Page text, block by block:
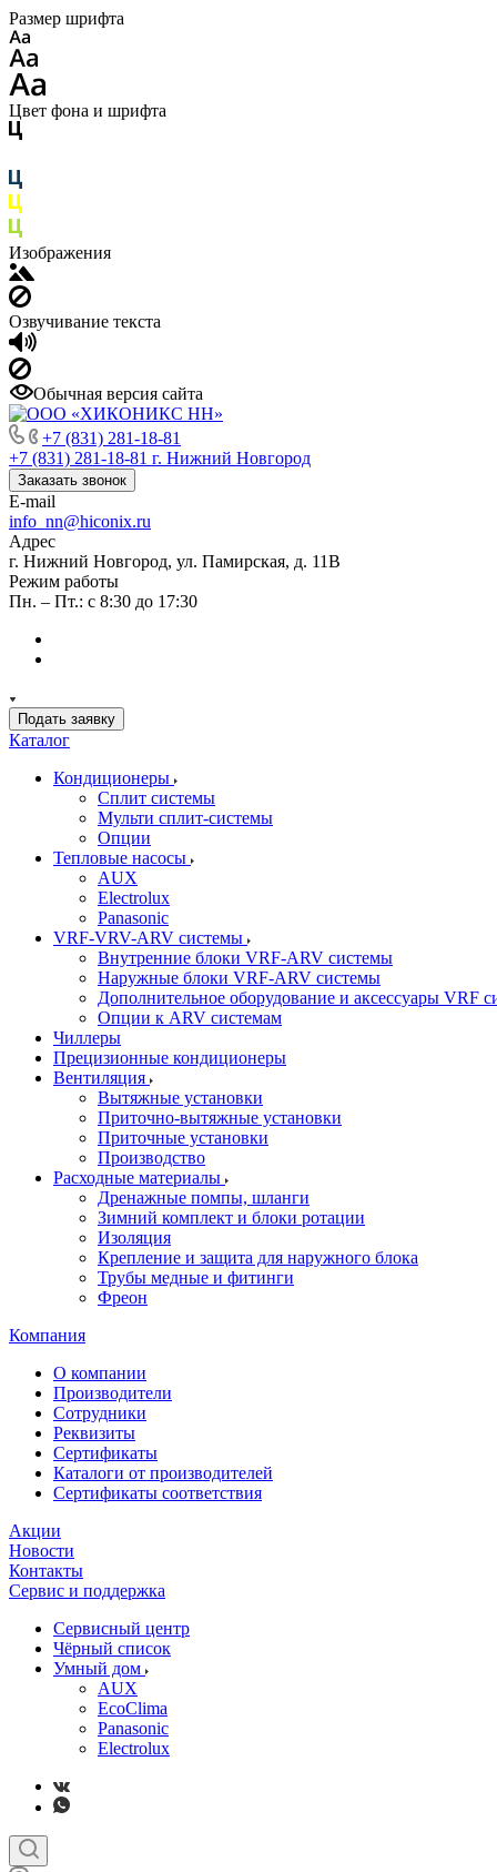
Размер шрифта
Цвет фона и шрифта
Изображения
Озвучивание текста
Обычная версия сайта
+7 (831) 281-18-81
+7 (831) 281-18-81 г. Нижний Новгород
Заказать звонок
E-mail
info_nn@hiconix.ru
Адрес
г. Нижний Новгород, ул. Памирская, д. 11В
Режим работы
Пн. – Пт.: с 8:30 до 17:30
Подать заявку
Каталог
Кондиционеры
Сплит системы
Мульти сплит-системы
Опции
Тепловые насосы
AUX
Electrolux
Panasonic
VRF-VRV-ARV системы
Внутренние блоки VRF-ARV системы
Наружные блоки VRF-ARV системы
Дополнительное оборудование и аксессуары VRF
Опции к ARV системам
Чиллеры
Прецизионные кондиционеры
Вентиляция
Вытяжные установки
Приточно-вытяжные установки
Приточные установки
Производство
Расходные материалы
Дренажные помпы, шланги
Зимний комплект и блоки ротации
Изоляция
Крепление и защита для наружного блока
Трубы медные и фитинги
Фреон
Компания
О компании
Производители
Сотрудники
Реквизиты
Сертификаты
Каталоги от производителей
Сертификаты соответствия
Акции
Новости
Контакты
Сервис и поддержка
Сервисный центр
Чёрный список
Умный дом
AUX
EcoClima
Panasonic
Electrolux